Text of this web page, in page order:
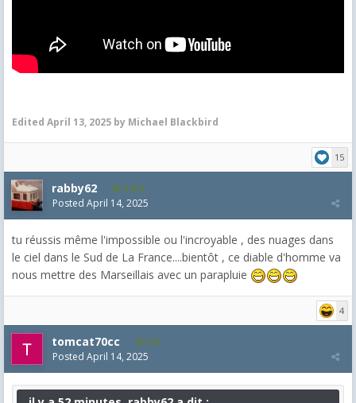
Edited April 13, 2025 by Michael Blackbird
15
rabby62 8,454
Posted April 14, 2025
tu réussis même l'impossible ou l'incroyable , des nuages dans
le ciel dans le Sud de La France....bientôt , ce diable d'homme va
nous mettre des Marseillais avec un parapluie
4
tomcat70cc 560
Posted April 14, 2025